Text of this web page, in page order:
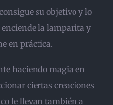
su objetivo y lo
enciende la lamparita y
en práctica.
haciendo magia en
ciertas creaciones
le llevan también a